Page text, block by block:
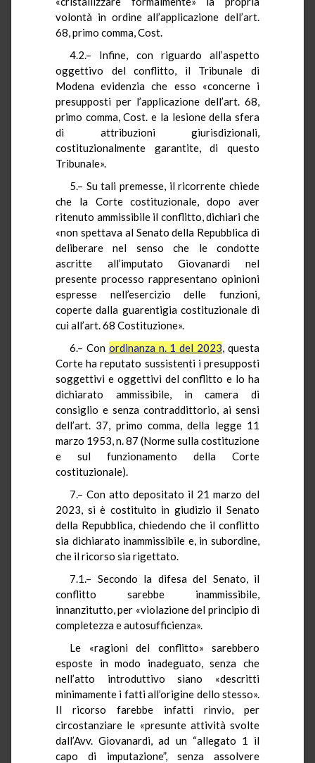
volontà in ordine all’applicazione dell’art.
68, primo comma, Cost.
4.2.– Infine, con riguardo all’aspetto
oggettivo del conflitto, il Tribunale di
Modena evidenzia che esso «concerne i
presupposti per l’applicazione dell’art. 68,
primo comma, Cost. e la lesione della sfera
di attribuzioni giurisdizionali,
costituzionalmente garantite, di questo
Tribunale».
5.– Su tali premesse, il ricorrente chiede
che la Corte costituzionale, dopo aver
ritenuto ammissibile il conflitto, dichiari che
«non spettava al Senato della Repubblica di
deliberare nel senso che le condotte
ascritte all’imputato Giovanardi nel
presente processo rappresentano opinioni
espresse nell’esercizio delle funzioni,
coperte dalla guarentigia costituzionale di
cui all’art. 68 Costituzione».
6.– Con ordinanza n. 1 del 2023, questa
Corte ha reputato sussistenti i presupposti
soggettivi e oggettivi del conflitto e lo ha
dichiarato ammissibile, in camera di
consiglio e senza contraddittorio, ai sensi
dell’art. 37, primo comma, della legge 11
marzo 1953, n. 87 (Norme sulla costituzione
e sul funzionamento della Corte
costituzionale).
7.– Con atto depositato il 21 marzo del
2023, si è costituito in giudizio il Senato
della Repubblica, chiedendo che il conflitto
sia dichiarato inammissibile e, in subordine,
che il ricorso sia rigettato.
7.1.– Secondo la difesa del Senato, il
conflitto sarebbe inammissibile,
innanzitutto, per «violazione del principio di
completezza e autosufficienza».
Le «ragioni del conflitto» sarebbero
esposte in modo inadeguato, senza che
nell’atto introduttivo siano «descritti
minimamente i fatti all’origine dello stesso».
Il ricorso farebbe infatti rinvio, per
circostanziare le «presunte attività svolte
dall’Avv. Giovanardi, ad un “allegato 1 il
capo di imputazione”, senza assolvere